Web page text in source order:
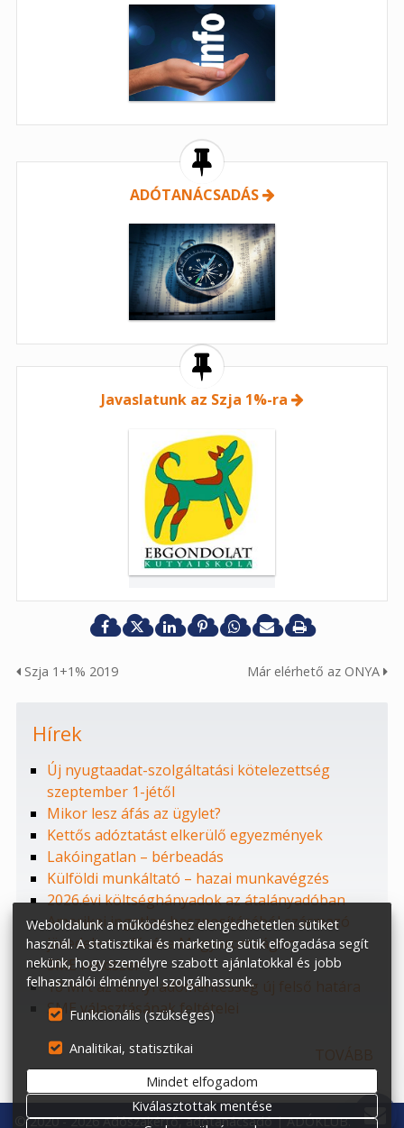
ADÓTANÁCSADÁS
Javaslatunk az Szja 1%-ra
Szja 1+1% 2019 Már elérhető az ONYA
Hírek
Új nyugtaadat-szolgáltatási kötelezettség
szeptember 1-jétől
Mikor lesz áfás az ügylet?
Kettős adóztatást elkerülő egyezmények
Lakóingatlan – bérbeadás
Külföldi munkáltató – hazai munkavégzés
2026.évi költséghányadok az átalányadóban
Amerikai ingatlan hasznosításából származó
jövedelem adózása Magyarországon
SME rendszer
18 MFt az alanyi adómentesség új felső határa
SME választásának feltételei
© 2020 - 2026 Adószakértő, adótanácsadó | ADÓKLUB.
Weboldalunk a működéshez elengedhetetlen sütiket
használ. A statisztikai és marketing sütik elfogadása segít
nekünk, hogy személyre szabott ajánlatokkal és jobb
felhasználói élménnyel szolgálhassunk.
Funkcionális (szükséges)
Analitikai, statisztikai
Mindet elfogadom
Kiválasztottak mentése